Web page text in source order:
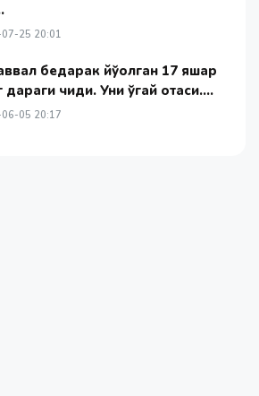
25 20:01
бедарак йўқолган 17 яшар
дараги чиқди. Уни ўгай отаси....
05 20:17